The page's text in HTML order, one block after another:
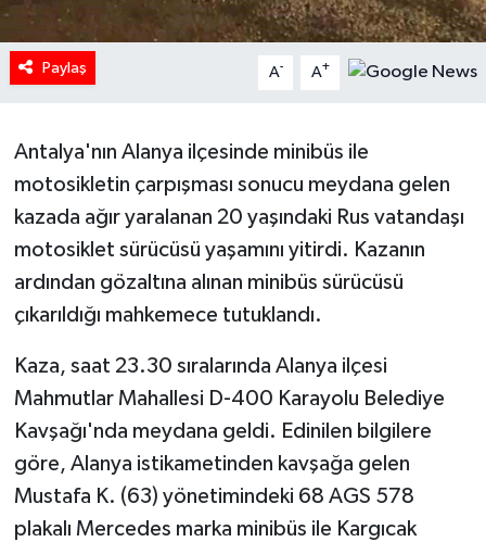
Paylaş A- A+
Antalya'nın Alanya ilçesinde minibüs ile
motosikletin çarpışması sonucu meydana gelen
kazada ağır yaralanan 20 yaşındaki Rus vatandaşı
motosiklet sürücüsü yaşamını yitirdi. Kazanın
ardından gözaltına alınan minibüs sürücüsü
çıkarıldığı mahkemece tutuklandı.
Kaza, saat 23.30 sıralarında Alanya ilçesi
Mahmutlar Mahallesi D-400 Karayolu Belediye
Kavşağı'nda meydana geldi. Edinilen bilgilere
göre, Alanya istikametinden kavşağa gelen
Mustafa K. (63) yönetimindeki 68 AGS 578
plakalı Mercedes marka minibüs ile Kargıcak
POLİTİKA
RESMİ İLANLAR
SAĞLIK
Spor
Tarihi Yapılarımız
Teknoloji
Türkiye
İletişim
Künye